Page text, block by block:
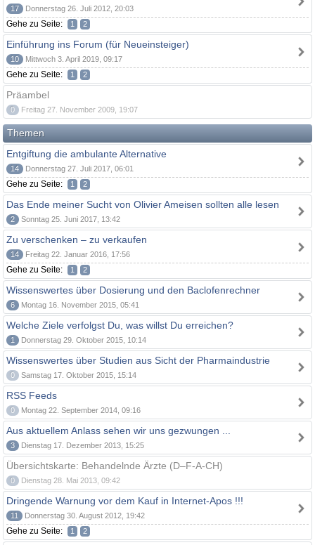
17 Donnerstag 26. Juli 2012, 20:03
Gehe zu Seite: 1 2
Einführung ins Forum (für Neueinsteiger)
10 Mittwoch 3. April 2019, 09:17
Gehe zu Seite: 1 2
Präambel
0 Freitag 27. November 2009, 19:07
Themen
Entgiftung die ambulante Alternative
14 Donnerstag 27. Juli 2017, 06:01
Gehe zu Seite: 1 2
Das Ende meiner Sucht von Olivier Ameisen sollten alle lesen
2 Sonntag 25. Juni 2017, 13:42
Zu verschenken – zu verkaufen
14 Freitag 22. Januar 2016, 17:56
Gehe zu Seite: 1 2
Wissenswertes über Dosierung und den Baclofenrechner
6 Montag 16. November 2015, 05:41
Welche Ziele verfolgst Du, was willst Du erreichen?
1 Donnerstag 29. Oktober 2015, 10:14
Wissenswertes über Studien aus Sicht der Pharmaindustrie
0 Samstag 17. Oktober 2015, 15:14
RSS Feeds
0 Montag 22. September 2014, 09:16
Aus aktuellem Anlass sehen wir uns gezwungen ...
3 Dienstag 17. Dezember 2013, 15:25
Übersichtskarte: Behandelnde Ärzte (D–F-A-CH)
0 Dienstag 28. Mai 2013, 09:42
Dringende Warnung vor dem Kauf in Internet-Apos !!!
11 Donnerstag 30. August 2012, 19:42
Gehe zu Seite: 1 2